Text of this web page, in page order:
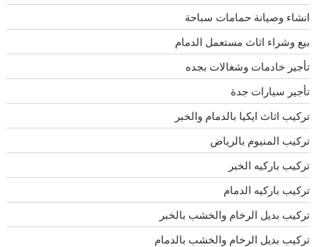
انشاء وصيانة حمامات سباحة
بيع وشراء اثاث مستعمل الدمام
تأجير خادمات وشغالات بجده
تأجير سيارات جدة
تركيب اثاث ايكيا بالدمام والخبر
تركيب المنيوم بالرياض
تركيب باركيه الخبر
تركيب باركيه الدمام
تركيب بديل الرخام والخشب بالخبر
تركيب بديل الرخام والخشب بالدمام